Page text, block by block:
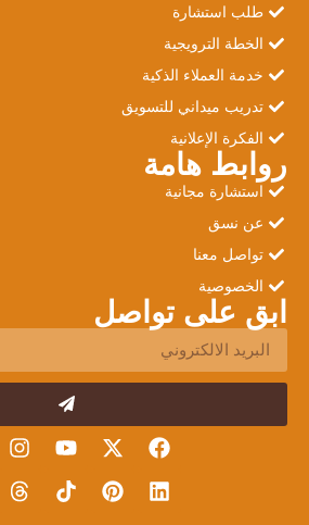
طلب استشارة
الخطة الترويجية
خدمة العملاء الذكية
تدريب ميداني للتسويق
الفكرة الإعلانية
روابط هامة
استشارة مجانية
عن نسق
تواصل معنا
الخصوصية
ابق على تواصل